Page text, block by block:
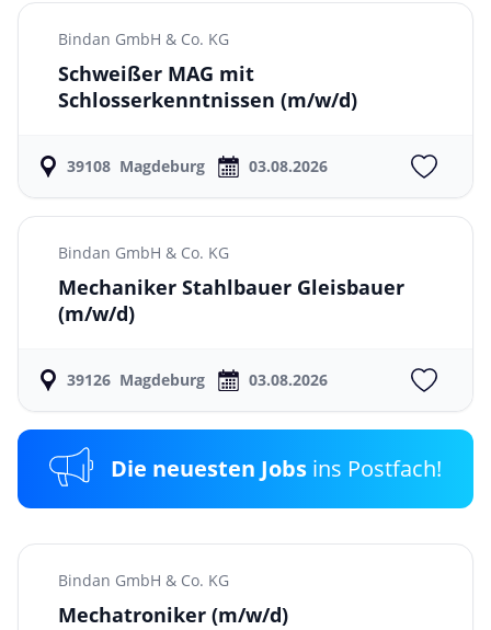
Bindan GmbH & Co. KG
Schweißer MAG mit
Schlosserkenntnissen (m/w/d)
39108 Magdeburg 03.08.2026
Bindan GmbH & Co. KG
Mechaniker Stahlbauer Gleisbauer
(m/w/d)
39126 Magdeburg 03.08.2026
Die neuesten Jobs ins Postfach!
Bindan GmbH & Co. KG
Mechatroniker (m/w/d)